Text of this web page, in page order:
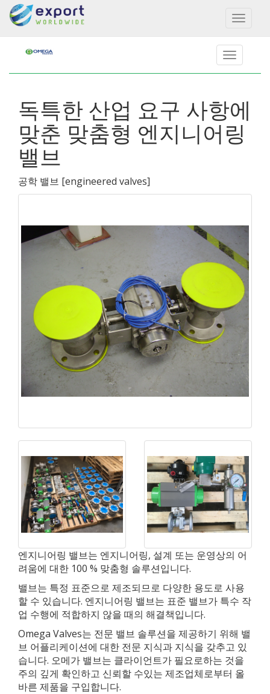
Toggle
독특한 산업 요구 사항에
맞춘 맞춤형 엔지니어링
밸브
공학 밸브 [engineered valves]
엔지니어링 밸브는 엔지니어링, 설계 또는 운영상의 어
려움에 대한 100 % 맞춤형 솔루션입니다.
밸브는 특정 표준으로 제조되므로 다양한 용도로 사용
할 수 있습니다. 엔지니어링 밸브는 표준 밸브가 특수 작
업 수행에 적합하지 않을 때의 해결책입니다.
Omega Valves는 전문 밸브 솔루션을 제공하기 위해 밸
브 어플리케이션에 대한 전문 지식과 지식을 갖추고 있
습니다. 오메가 밸브는 클라이언트가 필요로하는 것을
주의 깊게 확인하고 신뢰할 수있는 제조업체로부터 올
바른 제품을 구입합니다.